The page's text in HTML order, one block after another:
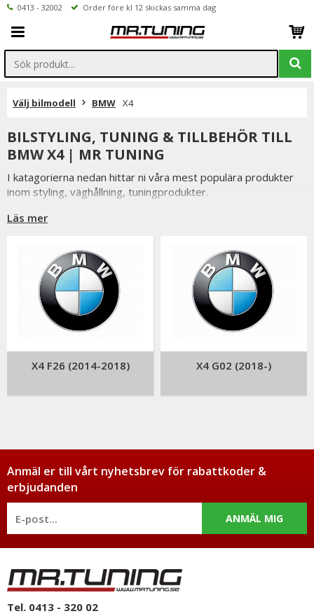
0413 - 32002 Order före kl 12 skickas samma dag
Välj bilmodell BMW X4
BILSTYLING, TUNING & TILLBEHÖR TILL
BMW X4 | MR TUNING
I katagorierna nedan hittar ni våra mest populära produkter
inom styling, väghållning, tuningprodukter.
Är det något som du funderar över eller inte hittar i vårt
Till BMW X4.
Läs mer
X4 F26 (2014-2018) X4 G02 (2018-)
Anmäl er till vårt nyhetsbrev för rabattkoder &
erbjudanden
ANMÄL MIG
Tel. 0413 - 320 02